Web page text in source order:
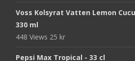
Voss Kolsyrat Vatten Lemon
330 ml
448 Views 25 kr
Pepsi Max Tropical - 33 cl